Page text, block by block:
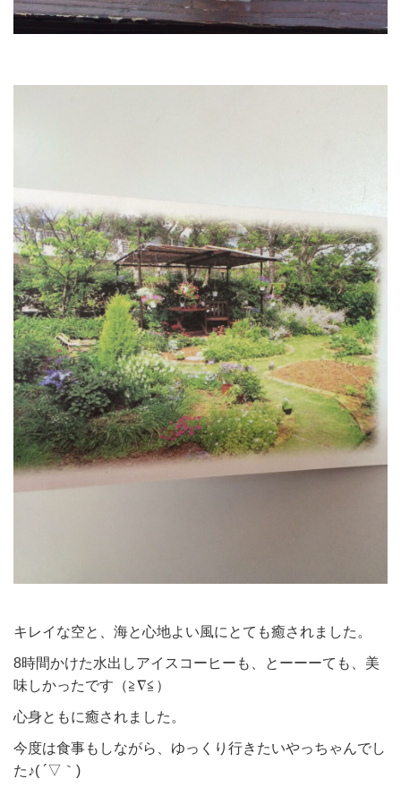
キレイな空と、海と心地よい風にとても癒されました。
8時間かけた水出しアイスコーヒーも、とーーーても、美
味しかったです（≧∇≦）
心身ともに癒されました。
今度は食事もしながら、ゆっくり行きたいやっちゃんでし
た♪( ´▽｀)